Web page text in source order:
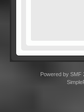
Powered by SMF